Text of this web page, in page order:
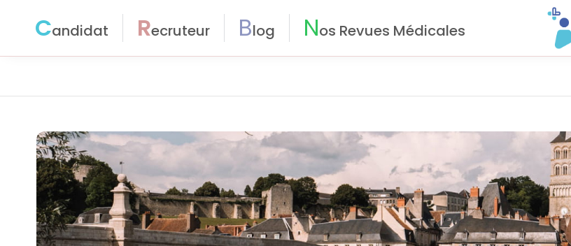
Candidat Recruteur Blog Nos Revues Médicales